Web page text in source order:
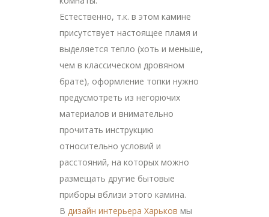
Естественно, т.к. в этом камине
присутствует настоящее пламя и
выделяется тепло (хоть и меньше,
чем в классическом дровяном
брате), оформление топки нужно
предусмотреть из негорючих
материалов и внимательно
прочитать инструкцию
относительно условий и
расстояний, на которых можно
размещать другие бытовые
приборы вблизи этого камина.
В дизайн интерьера Харьков мы